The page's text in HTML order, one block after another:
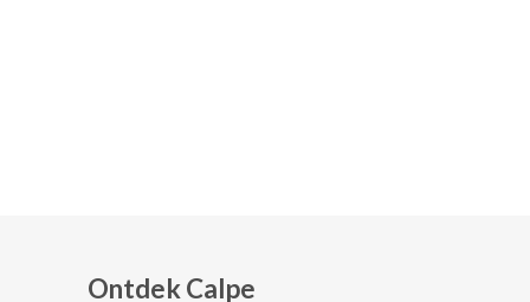
Ontdek Calpe